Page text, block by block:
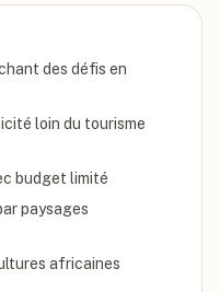
des défis en
loin du tourisme
budget limité
paysages
africaines